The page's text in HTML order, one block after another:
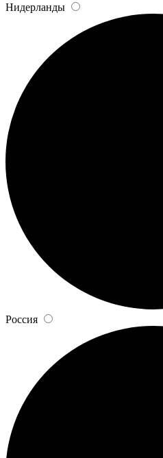
Нидерланды
Россия